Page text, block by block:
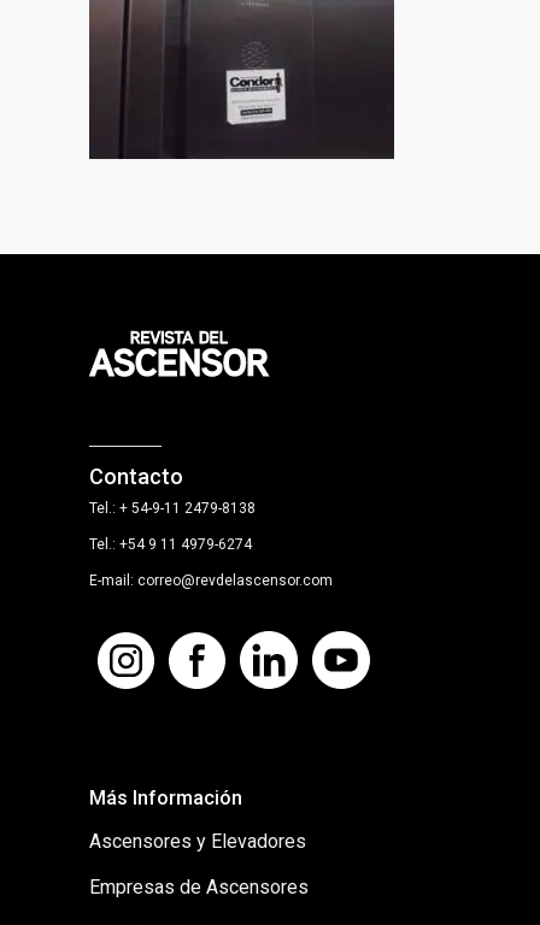
Contacto
Tel.: + 54-9-11 2479-8138
Tel.: +54 9 11 4979-6274
E-mail: correo@revdelascensor.com
Más Información
Ascensores y Elevadores
Empresas de Ascensores